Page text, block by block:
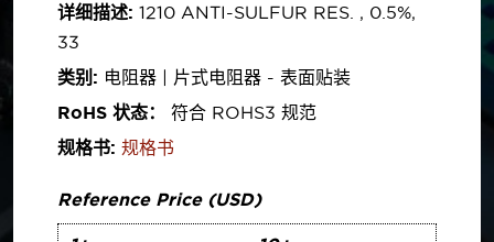
详细描述: 1210 ANTI-SULFUR RES. , 0.5%,
33
类别: 电阻器 | 片式电阻器 - 表面贴装
RoHS 状态：
符合 ROHS3 规范
规格书: 规格书
Reference Price (USD)